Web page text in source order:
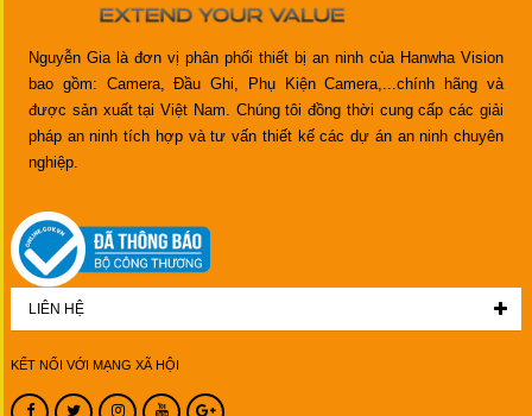
Nguyễn Gia là đơn vị phân phối thiết bị an ninh của Hanwha Vision
bao gồm: Camera, Đầu Ghi, Phụ Kiện Camera,...chính hãng và
được sản xuất tại Việt Nam. Chúng tôi đồng thời cung cấp các giải
pháp an ninh tích hợp và tư vấn thiết kế các dự án an ninh chuyên
nghiệp.
LIÊN HỆ
KẾT NỐI VỚI MẠNG XÃ HỘI